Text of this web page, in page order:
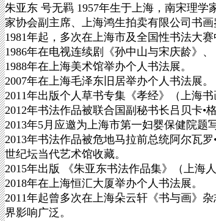
朱亚东 号无羁 1957年生于上海，南宋理
家协会副主席、上海鸿生拍卖有限公司书画
1981年起，多次在上海市及全国性书法大赛
1986年在电视连续剧《孙中山与宋庆龄》
1988年在上海美术馆举办个人书法展。
2007年在上海毛泽东旧居举办个人书法展。
2011年出版个人草书专集《孝经》（上海书
2012年书法作品被联合国副秘书长吕贝卡•
2013年5月应邀为上海市第一妇婴保健院题
2013年书法作品被危地马拉前总统阿尔瓦
世纪坛当代艺术馆收藏。
2015年出版 《朱亚东书法作品集》（上海
2018年在上海恒汇大厦举办个人书法展。
2011年起曾多次在上海朵云轩《书与画》
界影响广泛。